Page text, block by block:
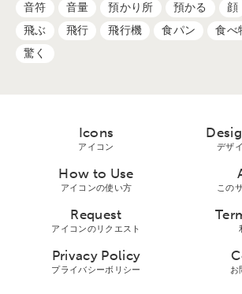
音符
音量 預かり所 預かる 顔
飛ぶ
飛行 飛行機 食パン 食べ
驚く
Icons
アイコン デザ
How to Use
アイコンの使い方 この
Request
アイコンのリクエスト
Privacy Policy
プライバシーボリシー お